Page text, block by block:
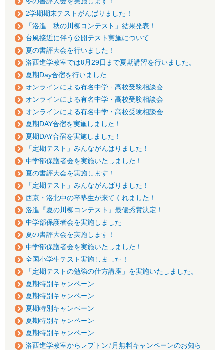
2学期期末テストがんばりました！
「洛進 秋の川柳コンテスト」結果発表！
台風接近に伴う公開テスト実施について
夏の書評大会を行いました！
洛西進学教室では8月29日まで夏期講習を行いました。
夏期Day合宿を行いました！
オンラインによる有名中学・高校受験相談会
オンラインによる有名中学・高校受験相談会
オンラインによる有名中学・高校受験相談会
夏期DAY合宿を実施しました！
夏期DAY合宿を実施しました！
「定期テスト」みんながんばりました！
中学部保護者会を実施いたしました！
夏の書評大会を実施します！
「定期テスト」みんながんばりました！
西京・洛北中の卒塾生が来てくれました！
洛進『夏の川柳コンテスト』最優秀賞決定！
中学部保護者会を実施しました
夏の書評大会を実施します！
中学部保護者会を実施いたしました！
全国小学生テスト実施しました！
「定期テストの勉強の仕方講座」を実施いたしました。
夏期特別キャンペーン
夏期特別キャンペーン
夏期特別キャンペーン
夏期特別キャンペーン
夏期特別キャンペーン
洛西進学教室からレプトン7月無料キャンペーンのお知ら